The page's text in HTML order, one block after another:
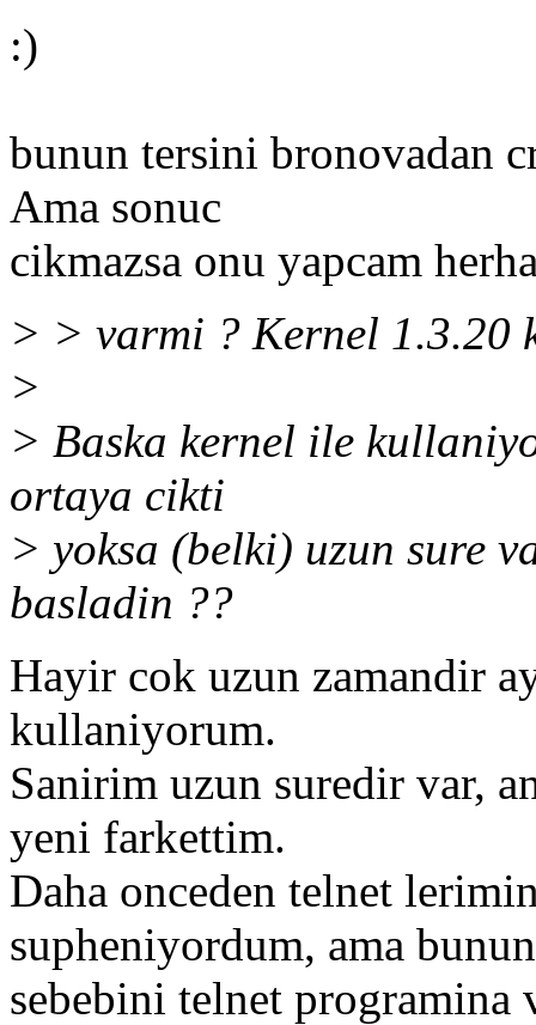
:)
bunun tersini bronovadan
Ama sonuc
cikmazsa onu yapcam
> > varmi ? Kernel 1.3.20
>
> Baska kernel ile
ortaya cikti
> yoksa (belki) uzun sure
basladin ??
Hayir cok uzun zamandir
kullaniyorum.
Sanirim uzun suredir var,
yeni farkettim.
Daha onceden telnet
supheniyordum, ama bunun
sebebini telnet programina